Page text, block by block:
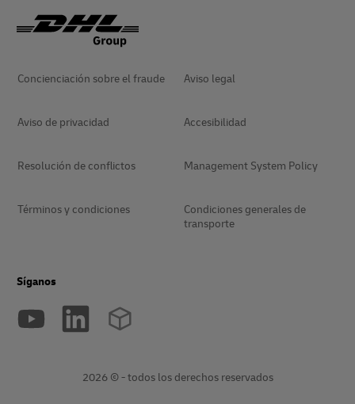
Concienciación sobre el fraude Aviso legal
Aviso de privacidad Accesibilidad
Resolución de conflictos Management System Policy
Términos y condiciones
Condiciones generales de
transporte
Síganos
2026 © - todos los derechos reservados